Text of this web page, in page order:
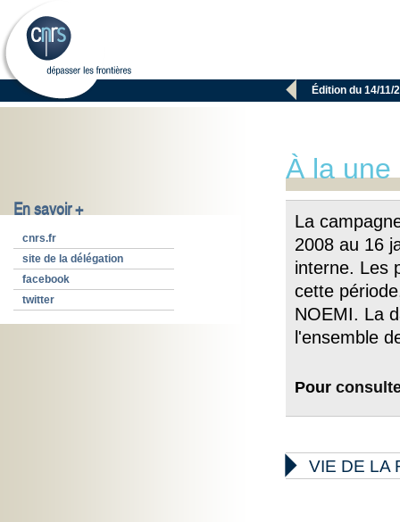
 Édition du 14/11/
En savoir +
cnrs.fr
site de la délégation
facebook
twitter
À la une
La
2008 au 16
interne. Les
cette
NOEMI. La
l'ensemble
Pour
 VIE DE LA